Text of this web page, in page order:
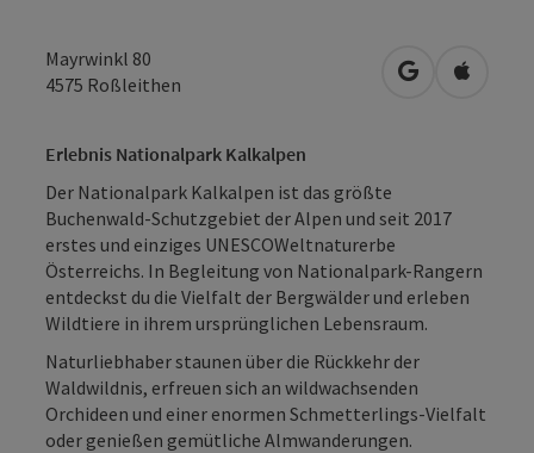
Mayrwinkl 80
4575 Roßleithen in Google
in
Erlebnis Nationalpark Kalkalpen
Der Nationalpark Kalkalpen ist das größte
Buchenwald-Schutzgebiet der Alpen und seit 2017
erstes und einziges UNESCOWeltnaturerbe
Österreichs. In Begleitung von Nationalpark-Rangern
entdeckst du die Vielfalt der Bergwälder und erleben
Wildtiere in ihrem ursprünglichen Lebensraum.
Naturliebhaber staunen über die Rückkehr der
Waldwildnis, erfreuen sich an wildwachsenden
Orchideen und einer enormen Schmetterlings-Vielfalt
oder genießen gemütliche Almwanderungen.